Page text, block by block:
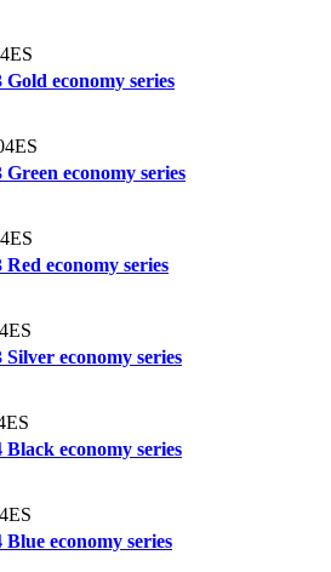
economy series
economy series
economy series
economy series
economy series
economy series